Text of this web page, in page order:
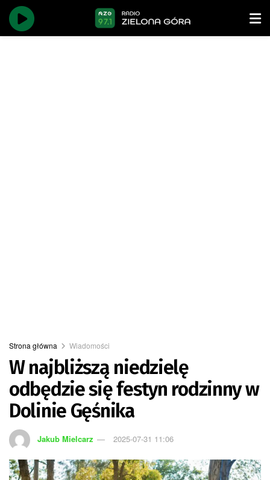
Strona główna Wiadomości
W najbliższą niedzielę
odbędzie się festyn rodzinny w
Dolinie Gęśnika
Jakub Mielcarz 2025-07-31 11:06